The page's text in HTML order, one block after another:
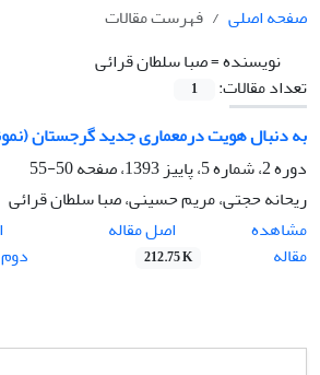
صفحه اصلی
فهرست مقالات
نویسنده =صبا سلطان قرائی
تعداد مقالات:
1
به دنبال هویت درمعماری جدید گرجستان
دوره 2، شماره 5، پاییز 1393، صفحه
50-55
ریحانه حجتی، مریم حسینی، صبا سلطان قرائی
مشاهده
مقاله
اصل مقاله
212.75 K
دوم